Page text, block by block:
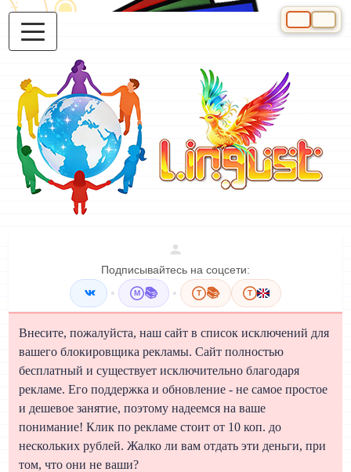
Подписывайтесь на соцсети:
• M 📚 • T 📚 T
Внесите, пожалуйста, наш сайт в список исключений для
вашего блокировщика рекламы. Сайт полностью
бесплатный и существует исключительно благодаря
рекламе. Его поддержка и обновление - не самое простое
и дешевое занятие, поэтому надеемся на ваше
понимание! Клик по рекламе стоит от 10 коп. до
нескольких рублей. Жалко ли вам отдать эти деньги, при
том, что они не ваши?